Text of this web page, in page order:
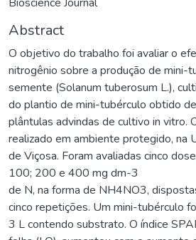
Abstract
O objetivo do trabalho foi avaliar o
nitrogênio sobre a produção de mini-
semente (Solanum tuberosum L.),
do plantio de mini-tubérculo obtido
plântulas advindas de cultivo in vitro.
realizado em ambiente protegido, na
de Viçosa. Foram avaliadas cinco
100; 200 e 400 mg dm-3
de N, na forma de NH4NO3,
cinco repetições. Um mini-tubérculo
3 L contendo substrato. O índice